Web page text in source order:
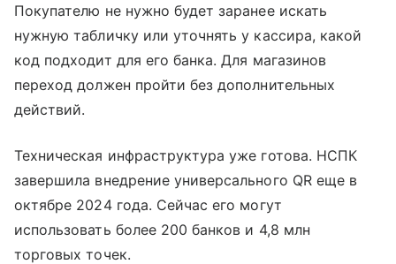
Покупателю не нужно будет заранее искать
нужную табличку или уточнять у кассира, какой
код подходит для его банка. Для магазинов
переход должен пройти без дополнительных
действий.
Техническая инфраструктура уже готова. НСПК
завершила внедрение универсального QR еще в
октябре 2024 года. Сейчас его могут
использовать более 200 банков и 4,8 млн
торговых точек.